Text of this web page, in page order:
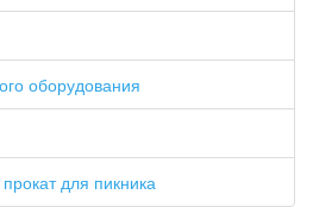
оборудования
для пикника